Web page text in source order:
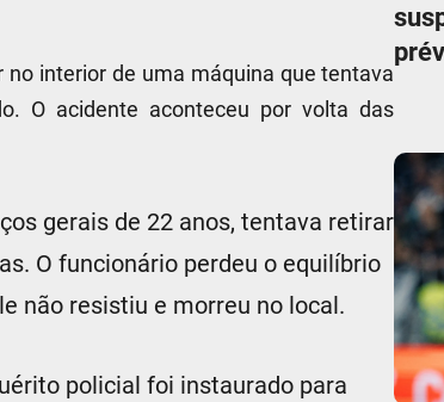
interior de uma máquina que tentava
O acidente aconteceu por volta das
gerais de 22 anos, tentava retirar
O funcionário perdeu o equilíbrio
não resistiu e morreu no local.
policial foi instaurado para